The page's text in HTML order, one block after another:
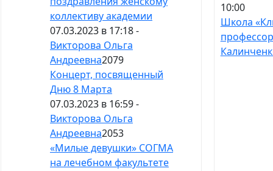
коллективу академии
07.03.2023 в 17:18 -
Викторова Ольга
Андреевна2079
Концерт, посвященный
Дню 8 Марта
07.03.2023 в 16:59 -
Викторова Ольга
Андреевна2053
«Милые девушки» СОГМА
на лечебном факультете
10:00
Школа